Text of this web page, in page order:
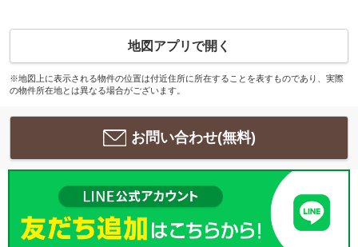
地図アプリで開く
※地図上に表示される物件の位置は付近住所に所在することを表すものであり、実際
の物件所在地とは異なる場合がございます。
お問い合わせ(無料)